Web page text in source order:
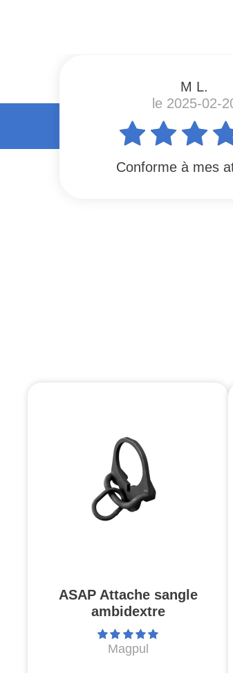
M L.
le 2025-02-
Conforme à mes
ASAP Attache sangle
ambidextre
Magpul